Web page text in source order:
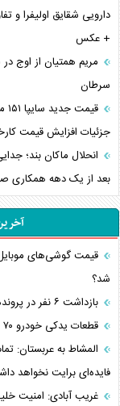
دارویی شقایق اولیفرا
+ عکس
مریم همتیان از اوج
سرطان
جزئیات افزایش قیمت
انحلال ماکان بند؛
بعد از یک دهه همکاری
شد؟
بازداشت ۶ نفر در پرونده قتل جوانی در ستارخان
قطعات یدکی خودرو ۷۰ تا ۸۰ درصد گران شد
المشاط به عربستان:
فایده‌ای برایت نخواهد
غریب آبادی: امنیت